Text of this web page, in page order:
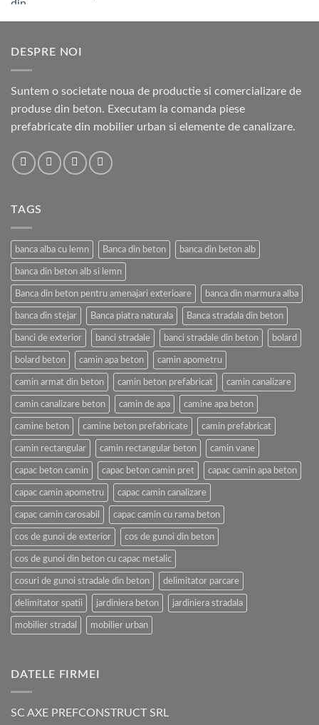
DESPRE NOI
Suntem o societate noua de productie si comercializare de
produse din beton. Executam la comanda piese
prefabricate din mobilier urban si elemente de canalizare.
TAGS
banca alba cu lemn Banca din beton banca din beton alb
banca din beton alb si lemn
Banca din beton pentru amenajari exterioare banca din marmura alba
banca din stejar Banca piatra naturala Banca stradala din beton
banci de exterior banci stradale banci stradale din beton bolard
bolard beton camin apa beton camin apometru
camin armat din beton camin beton prefabricat camin canalizare
camin canalizare beton camin de apa camine apa beton
camine beton camine beton prefabricate camin prefabricat
camin rectangular camin rectangular beton camin vane
capac beton camin capac beton camin pret capac camin apa beton
capac camin apometru capac camin canalizare
capac camin carosabil capac camin cu rama beton
cos de gunoi de exterior cos de gunoi din beton
cos de gunoi din beton cu capac metalic
cosuri de gunoi stradale din beton delimitator parcare
delimitator spatii jardiniera beton jardiniera stradala
mobilier stradal mobilier urban
DATELE FIRMEI
SC AXE PREFCONSTRUCT SRL